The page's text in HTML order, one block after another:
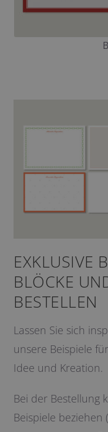
EXKLUSIVE
BLÖCKE
BESTELLEN
Lassen Sie sich
unsere Beispiele
Idee und Kreation.
Bei der Bestellung
Beispiele